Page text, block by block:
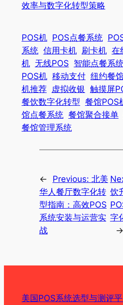
效率与数字化转型策略
POS机 POS点餐系统
系统 信用卡机 刷卡机 在
机 无线POS 智能点餐系
POS机 移动支付 纽约餐
机推荐 虚拟收银 触摸屏
餐饮数字化转型 餐馆POS
馆点餐系统 餐馆聚合接单
餐馆管理系统
← Previous: 北美
华人餐厅数字化转
型指南：高效POS
系统安装与运营实
战
饮
字
→
美国POS系统选型与测评